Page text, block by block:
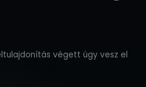
végett úgy vesz el